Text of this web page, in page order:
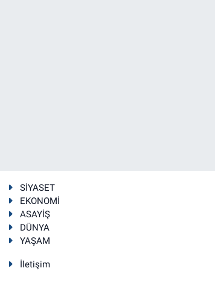
SİYASET
EKONOMİ
ASAYİŞ
DÜNYA
YAŞAM
İletişim